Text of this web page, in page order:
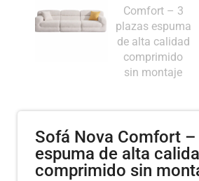
Sofá Nova Comfort
espuma de alta
comprimido sin